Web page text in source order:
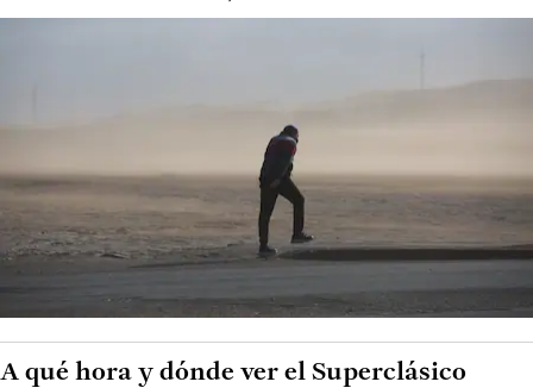
A qué hora y dónde ver el Superclásico